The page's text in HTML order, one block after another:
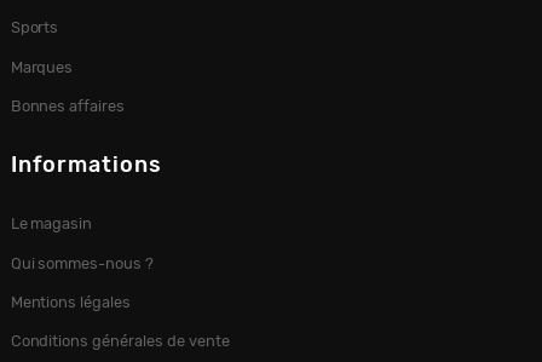
Sports
Marques
Bonnes affaires
Informations
Le magasin
Qui sommes-nous ?
Mentions légales
Conditions générales de vente